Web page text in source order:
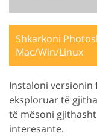
Shkarkoni
Mac/Win/Linux
Instaloni versionin
eksploruar të
të mësoni
interesante.